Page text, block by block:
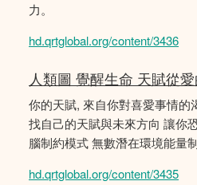
力。
hd.qrtglobal.org/content/3436
人類圖 覺醒生命 天賦從
你的天賦, 來自你對喜愛事情的
找自己的天賦與未來方向 讓你
腦制約模式 無數潛在環境能量
hd.qrtglobal.org/content/3435